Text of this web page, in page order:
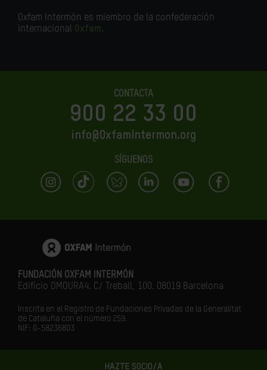
HAZTE SOCIO/A
Oxfam Intermón es miembro de la confederación
internacional Oxfam.
CONTACTA
900 22 33 00
info@OxfamIntermon.org
SÍGUENOS
FUNDACIÓN OXFAM INTERMÓN
Edificio DMOURA4. C/ Treball, 100. 08019 Barcelona
Inscrita en el Registro de Fundaciones Privadas de la Generalitat
de Cataluña con el número 259.
NIF: G-58236803